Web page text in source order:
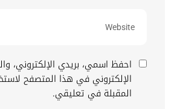
احفظ اسمي، بريدي الإلكتروني،
الإلكتروني في هذا المتصفح
المقبلة في تعليقي.